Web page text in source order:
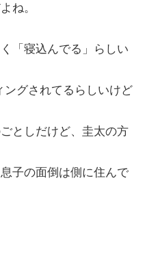
ね。
「寝込んでる」らしい
グされてるらしいけど
としだけど、圭太の方
子の面倒は側に住んで